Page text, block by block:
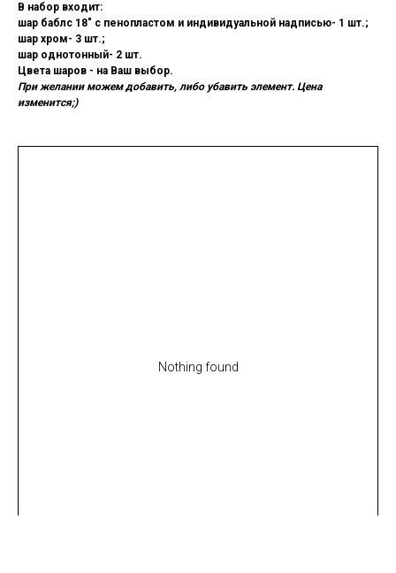
В набор входит:
шар баблс 18" с пенопластом и индивидуальной надписью- 1 шт.;
шар хром- 3 шт.;
шар однотонный- 2 шт.
Цвета шаров - на Ваш выбор.
При желании можем добавить, либо убавить элемент. Цена
изменится;)
Nothing found